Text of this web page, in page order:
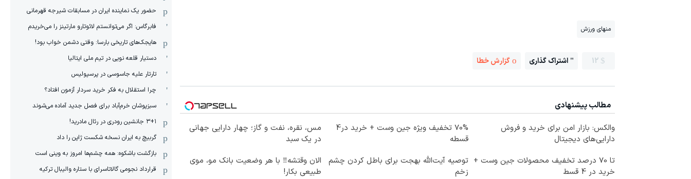
منهای ورزش
12 اشتراک گذاری گزارش خطا
مطالب پیشنهادی
والکس: بازار امن برای خرید و فروش
دارایی‌های دیجیتال
70% تخفیف ویژه جین وست + خرید در4
قسطه
مس، نقره، نفت و گاز؛ چهار دارایی جهانی
در یک سبد
تا 70 درصد تخفیف محصولات جین وست +
خرید در 4 قسط
توصیه آیت‌الله بهجت برای باطل کردن چشم
زخم
الان وقتشه‼️ با هر وضعیت بانک مو، موی
طبیعی بکار!
حضور یک نماینده ایران در مسابقات شیرجه قهرمانی
فابرگاس: اگر می‌توانستم لائوتارو مارتینز را می‌خریدم
هایجک‌های تاریخی بارسا: وقتی دشمن خواب بود!
دستیار قلعه نویی در تیم ملی ایتالیا
تارتار علیه جاسوسی در پرسپولیس
چرا استقلال به فکر خرید سردار آزمون افتاد؟
سبزپوشان خرم‌آباد برای فصل جدید آماده می‌شوند
۳+۱ جانشین رودری در رئال مادرید!
گربیچ به ایران نسخه شکست ژاپن را داد
بازگشت باشکوه: همه چشم‌ها امروز به وینی است
قرارداد نجومی گالاتاسرای با ستاره والیبال ترکیه